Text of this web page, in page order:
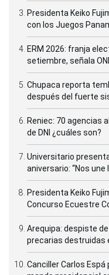
Presidenta Keiko
con los Juegos
ERM 2026: franja
setiembre, señala
Chupaca reporta
después del fuerte
Reniec: 70 agencias
de DNI ¿cuáles son?
Universitario
aniversario: “Nos une
Presidenta Keiko
Concurso Ecuestre
Arequipa: despiste
precarias destruidas
Canciller Carlos